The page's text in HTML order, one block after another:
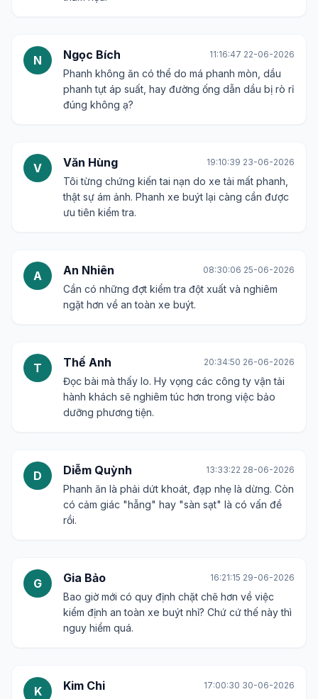
N Ngọc Bích 11:16:47 22-06-2026
Phanh không ăn có thể do má phanh mòn, dầu
phanh tụt áp suất, hay đường ống dẫn dầu bị rò rỉ
đúng không ạ?
V Văn Hùng 19:10:39 23-06-2026
Tôi từng chứng kiến tai nạn do xe tải mất phanh,
thật sự ám ảnh. Phanh xe buýt lại càng cần được
ưu tiên kiểm tra.
A An Nhiên 08:30:06 25-06-2026
Cần có những đợt kiểm tra đột xuất và nghiêm
ngặt hơn về an toàn xe buýt.
T Thế Anh 20:34:50 26-06-2026
Đọc bài mà thấy lo. Hy vọng các công ty vận tải
hành khách sẽ nghiêm túc hơn trong việc bảo
dưỡng phương tiện.
D Diễm Quỳnh 13:33:22 28-06-2026
Phanh ăn là phải dứt khoát, đạp nhẹ là dừng. Còn
có cảm giác "hẫng" hay "sàn sạt" là có vấn đề
rồi.
G Gia Bảo 16:21:15 29-06-2026
Bao giờ mới có quy định chặt chẽ hơn về việc
kiểm định an toàn xe buýt nhỉ? Chứ cứ thế này thì
nguy hiểm quá.
K Kim Chi 17:00:30 30-06-2026